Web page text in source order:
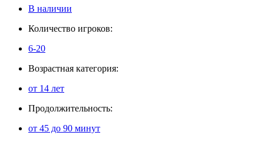
В наличии
Количество игроков:
6-20
Возрастная категория:
от 14 лет
Продолжительность:
от 45 до 90 минут